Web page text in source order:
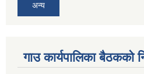
अन्य
गाउ कार्यपालिका बैठकको